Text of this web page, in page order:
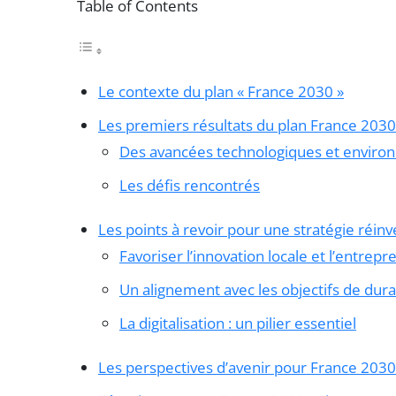
Table of Contents
Le contexte du plan « France 2030 »
Les premiers résultats du plan France 2030
Des avancées technologiques et
Les défis rencontrés
Les points à revoir pour une stratégie
Favoriser l’innovation locale et
Un alignement avec les objectifs de
La digitalisation : un pilier essentiel
Les perspectives d’avenir pour France 2030